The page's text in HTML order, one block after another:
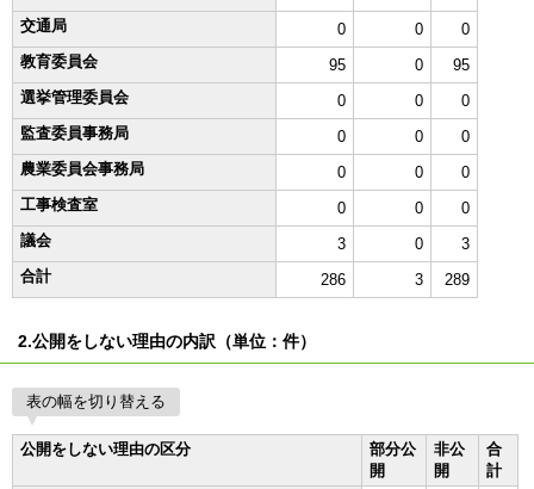
交通局
0 0
0
教育委員会
95 0
95
選挙管理委員会
0 0
0
監査委員事務局
0 0
0
農業委員会事務局
0 0
0
工事検査室
0 0
0
議会
3 0
3
合計
286 3 289
2.公開をしない理由の内訳（単位：件）
表の幅を切り替える
公開をしない理由の区分
部分公
開
非公
開
合
計